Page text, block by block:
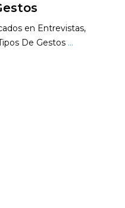
en Entrevistas,
De Gestos ...